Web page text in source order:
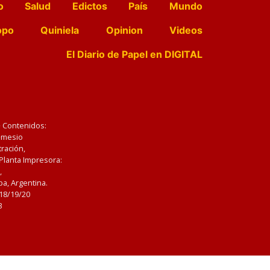
Salud Edictos País
Mundo
Quiniela Opinion
Videos
El Diario de Papel en DIGITAL
Impresora:
Argentina.
19/20